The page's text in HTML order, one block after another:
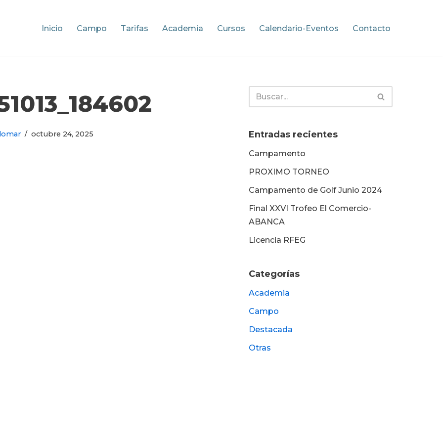
Inicio Campo Tarifas Academia Cursos Calendario-Eventos Contacto
octubre 24, 2025 Entradas recientes
Campamento
PROXIMO TORNEO
Campamento de Golf Junio 2024
Final XXVI Trofeo El Comercio-
ABANCA
Licencia RFEG
Categorías
Academia
Campo
Destacada
Otras